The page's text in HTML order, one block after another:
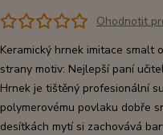
Ohodnotit
Keramický hrnek imitace smalt
strany motiv: Nejlepší paní
Hrnek je tištěný profesionální
polymerovému povlaku dobře
desítkách mytí si zachovává